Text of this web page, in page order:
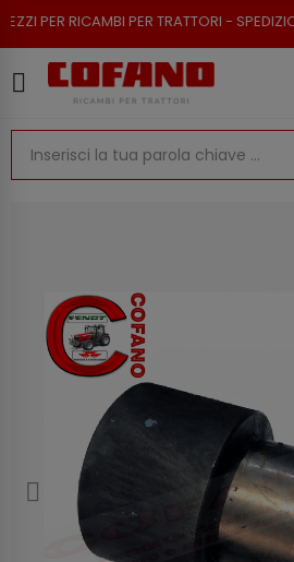
RICAMBI PER TRATTORI - SPEDIZIONE